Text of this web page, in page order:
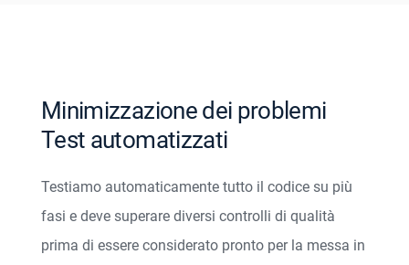
Minimizzazione dei problemi
Test automatizzati
Testiamo automaticamente tutto il codice su più
fasi e deve superare diversi controlli di qualità
prima di essere considerato pronto per la messa in